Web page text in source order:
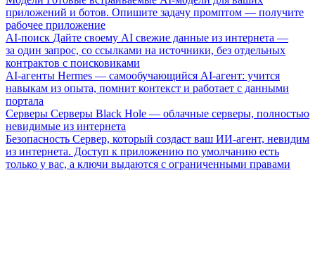
приложений и ботов. Опишите задачу промптом — получите
рабочее приложение
AI-поиск Дайте своему AI свежие данные из интернета —
за один запрос, со ссылками на источники, без отдельных
контрактов с поисковиками
AI-агенты Hermes — самообучающийся AI-агент: учится
навыкам из опыта, помнит контекст и работает с данными
портала
Серверы Серверы Black Hole — облачные серверы, полностью
невидимые из интернета
Безопасность Сервер, который создаст ваш ИИ-агент, невидим
из интернета. Доступ к приложению по умолчанию есть
только у вас, а ключи выдаются с ограниченными правами